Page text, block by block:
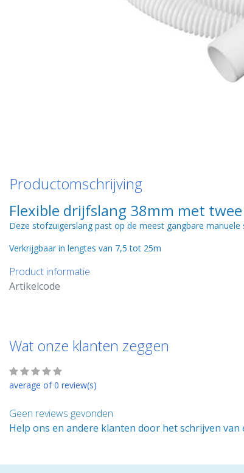
Productomschrijving
Flexible drijfslang 38mm met
Deze stofzuigerslang past op de meest gangbare manuele
Verkrijgbaar in lengtes van 7,5 tot 25m
Product informatie
Artikelcode
Wat onze klanten zeggen
average of 0 review(s)
Geen reviews gevonden
Help ons en andere klanten door het schrijven van